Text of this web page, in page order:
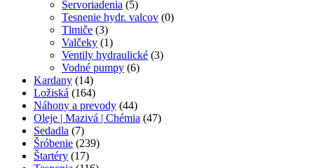
Servoriadenia (5)
Tesnenie hydr. valcov (0)
Tlmiče (3)
Valčeky (1)
Ventily hydraulické (3)
Vodné pumpy (6)
Kardany (14)
Ložiská (164)
Náhony a prevody (44)
Oleje | Mazivá | Chémia (47)
Sedadla (7)
Šróbenie (239)
Štartéry (17)